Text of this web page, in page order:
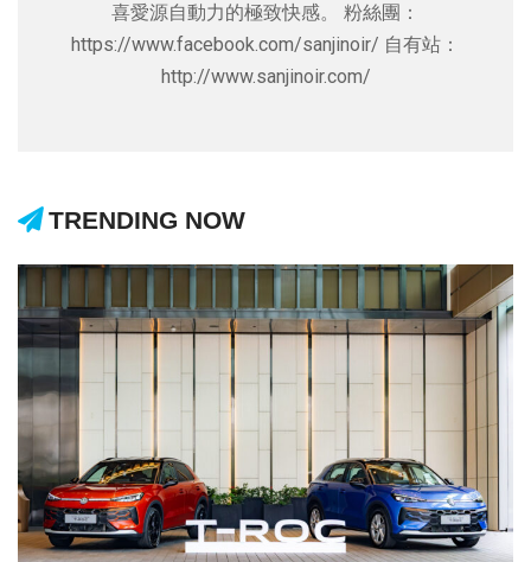
喜愛源自動力的極致快感。 粉絲團：
https://www.facebook.com/sanjinoir/ 自有站：
http://www.sanjinoir.com/
TRENDING NOW